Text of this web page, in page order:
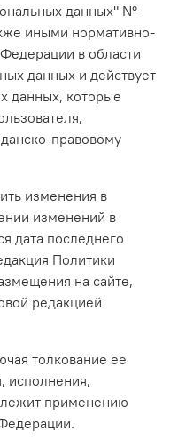
данных" №
иными нормативно-
в области
данных и действует
данных, которые
правовому
изменения в
изменений в
дата последнего
Политики
на сайте,
редакцией
толкование ее
исполнения,
применению